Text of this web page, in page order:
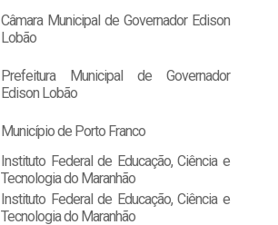
Câmara Municipal de Governador Edison
Lobão
Prefeitura Municipal de Governador
Edison Lobão
Município de Porto Franco
Instituto Federal de Educação, Ciência e
Tecnologia do Maranhão
Instituto Federal de Educação, Ciência e
Tecnologia do Maranhão